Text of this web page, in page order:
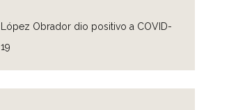
López Obrador dio positivo a COVID-
19